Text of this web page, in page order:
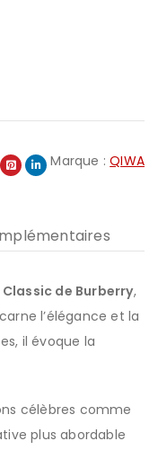
Marque :QIWA
Classic de Burberry,
l’élégance et la
il évoque la
célèbres comme
plus abordable